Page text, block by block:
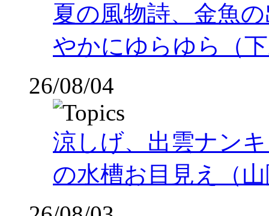
夏の風物詩、金魚
やかにゆらゆら（
26/08/04
涼しげ、出雲ナン
の水槽お目見え（